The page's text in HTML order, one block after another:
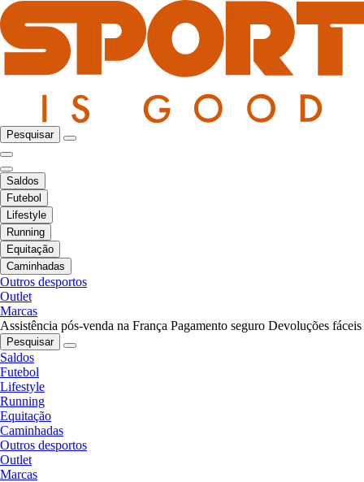
Pesquisar
Saldos
Futebol
Lifestyle
Running
Equitação
Caminhadas
Outros desportos
Outlet
Marcas
Assistência pós-venda na França Pagamento seguro Devoluções fáceis
Pesquisar
Saldos
Futebol
Lifestyle
Running
Equitação
Caminhadas
Outros desportos
Outlet
Marcas